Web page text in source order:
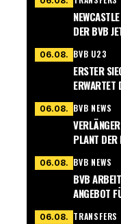
DER BVB
06.08. BVB U23
ERSTER
ERWARTET
06.08. BVB NEWS
PLANT DER
06.08. BVB NEWS
BVB
ANGEBOT
06.08. TRANSFERS